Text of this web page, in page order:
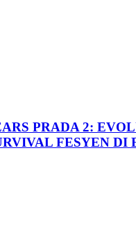
PRADA 2:
FESYEN DI